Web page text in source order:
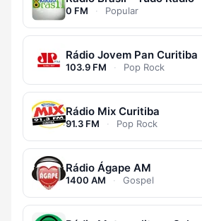
0 FM · Popular
Rádio Jovem Pan Curitiba
103.9 FM · Pop Rock
Rádio Mix Curitiba
91.3 FM · Pop Rock
Rádio Ágape AM
1400 AM · Gospel